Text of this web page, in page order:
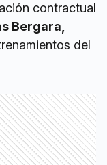
contractual
Bergara,
del